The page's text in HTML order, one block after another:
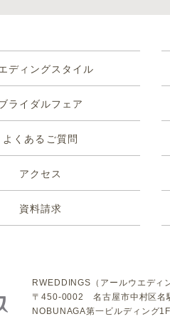
ディングスタイル
ライダルフェア
よくあるご質問
アクセス
資料請求
RWEDDINGS（アールウエディ
〒450-0002 名古屋市中村区名
NOBUNAGA第一ビルディング1F